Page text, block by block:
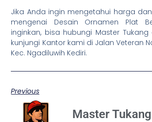
Jika Anda ingin mengetahui harga
mengenai Desain Ornamen Plat
inginkan, bisa hubungi Master
kunjungi Kantor kami di Jalan Veteran
Kec. Ngadiluwih Kediri.
Previous
Master Tukang